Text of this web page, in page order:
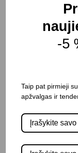
Judesio daviklis:
Atsparumas
Atsparumas
Pristatymo
+
-5
Taip pat pirmieji
apžvalgas ir